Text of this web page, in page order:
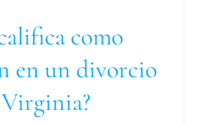
como
en un divorcio